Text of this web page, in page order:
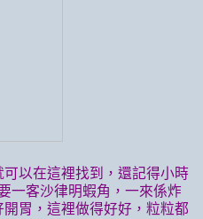
以在這裡找到，還記得小時
一客沙律明蝦角，一來係炸
胃，這裡做得好好，粒粒都